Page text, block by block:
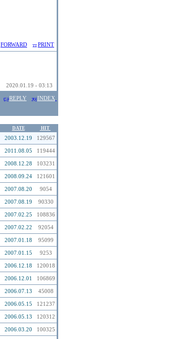
FORWARD PRINT
2020.01.19 - 03:13
REPLY INDEX
DATE
HIT
2003.12.19 129567
2011.08.05 119444
2008.12.28 103231
2008.09.24 121601
2007.08.20 9054
2007.08.19 90330
2007.02.25 108836
2007.02.22 92054
2007.01.18 95099
2007.01.15 9253
2006.12.18 120018
2006.12.01 106869
2006.07.13 45008
2006.05.15 121237
2006.05.13 120312
2006.03.20 100325